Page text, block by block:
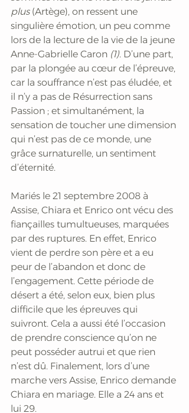
plus (Artège), on ressent une
singulière émotion, un peu comme
lors de la lecture de la vie de la jeune
Anne-Gabrielle Caron (1). D’une part,
par la plongée au cœur de l’épreuve,
car la souffrance n’est pas éludée, et
il n’y a pas de Résurrection sans
Passion ; et simultanément, la
sensation de toucher une dimension
qui n’est pas de ce monde, une
grâce surnaturelle, un sentiment
d’éternité.
Mariés le 21 septembre 2008 à
Assise, Chiara et Enrico ont vécu des
fiançailles tumultueuses, marquées
par des ruptures. En effet, Enrico
vient de perdre son père et a eu
peur de l’abandon et donc de
l’engagement. Cette période de
désert a été, selon eux, bien plus
difficile que les épreuves qui
suivront. Cela a aussi été l’occasion
de prendre conscience qu’on ne
peut posséder autrui et que rien
n’est dû. Finalement, lors d’une
marche vers Assise, Enrico demande
Chiara en mariage. Elle a 24 ans et
lui 29.